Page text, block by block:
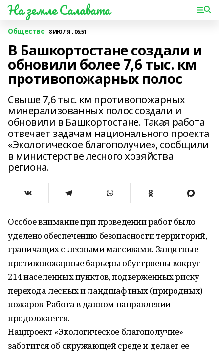
На земле Салавата
Общество 8 ИЮЛЯ , 06:51
В Башкортостане создали и
обновили более 7,6 тыс. км
противопожарных полос
Свыше 7,6 тыс. км противопожарных
минерализованных полос создали и
обновили в Башкортостане. Такая работа
отвечает задачам национального проекта
«Экологическое благополучие», сообщили
в министерстве лесного хозяйства
региона.
Особое внимание при проведении работ было
уделено обеспечению безопасности территорий,
граничащих с лесными массивами. Защитные
противопожарные барьеры обустроены вокруг
214 населенных пунктов, подверженных риску
перехода лесных и ландшафтных (природных)
пожаров. Работа в данном направлении
продолжается.
Нацпроект «Экологическое благополучие»
заботится об окружающей среде и делает ее